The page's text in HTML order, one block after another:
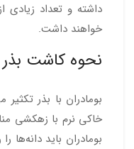
داشته و تعداد زیادی
خواهند داشت.
نحوه کاشت بذر
بومادران با بذر
خاکی نرم با زهکشی
بومادران باید